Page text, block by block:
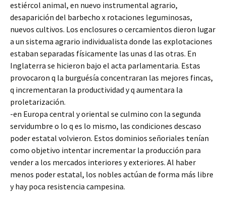
estiércol animal, en nuevo instrumental agrario,
desaparición del barbecho x rotaciones leguminosas,
nuevos cultivos. Los enclosures o cercamientos dieron lugar
a un sistema agrario individualista donde las explotaciones
estaban separadas físicamente las unas d las otras. En
Inglaterra se hicieron bajo el acta parlamentaria. Estas
provocaron q la burguésía concentraran las mejores fincas,
q incrementaran la productividad y q aumentara la
proletarización.
-en Europa central y oriental se culmino con la segunda
servidumbre o lo q es lo mismo, las condiciones descaso
poder estatal volvieron. Estos dominios señoriales tenían
como objetivo intentar incrementar la producción para
vender a los mercados interiores y exteriores. Al haber
menos poder estatal, los nobles actúan de forma más libre
y hay poca resistencia campesina.